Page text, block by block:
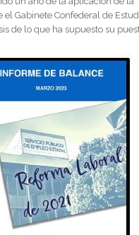
el Gabinete Confederal de
de lo que ha supuesto su